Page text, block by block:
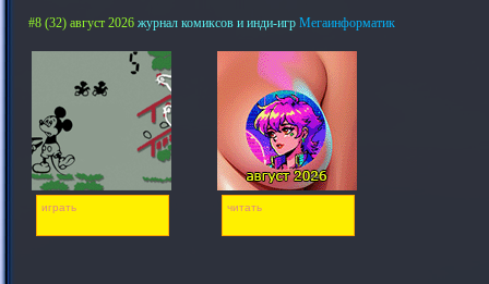
#8 (32) август 2026 журнал комиксов и инди-игр Мегаинформатик
играть читать